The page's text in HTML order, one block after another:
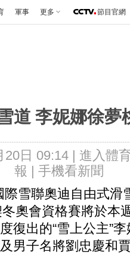
軍事 更多 節目官網
道 李妮娜徐夢
20日 09:14 | 進入體
報 | 手機看新聞
雪聯奧迪自由式滑
奧會資格賽將於本
復出的“雪上公主”
男子名將劉忠慶和